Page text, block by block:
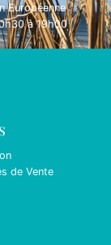
Européenne
à 19h00
de Vente